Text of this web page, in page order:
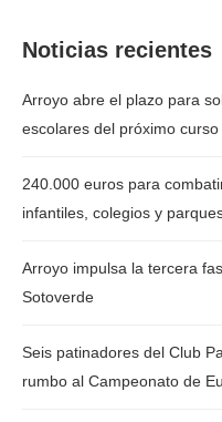
Noticias recientes
Arroyo abre el plazo para
escolares del próximo curso
240.000 euros para
infantiles, colegios y
Arroyo impulsa la tercera
Sotoverde
Seis patinadores del Club
rumbo al Campeonato de